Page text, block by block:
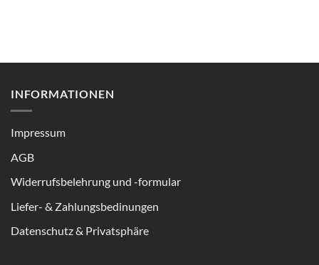
INFORMATIONEN
Impressum
AGB
Widerrufsbelehrung und -formular
Liefer- & Zahlungsbedinungen
Datenschutz & Privatsphäre